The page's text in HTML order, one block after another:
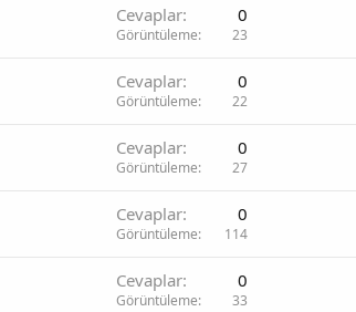
Cevaplar 0
Görüntüleme 23
Cevaplar 0
Görüntüleme 22
Cevaplar 0
Görüntüleme 27
Cevaplar 0
Görüntüleme 114
Cevaplar 0
Görüntüleme 33